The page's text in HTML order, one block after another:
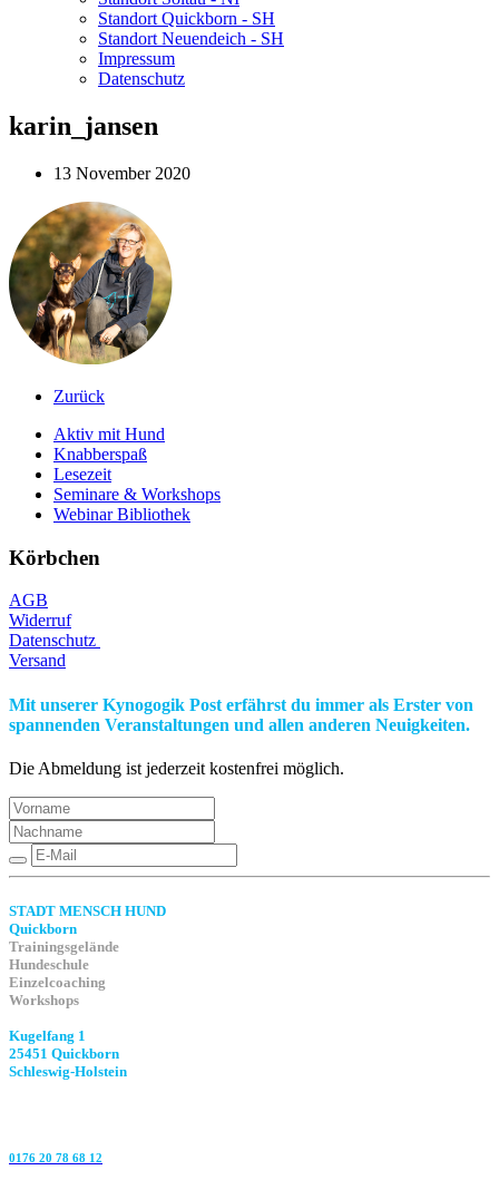
Standort Quickborn - SH
Standort Neuendeich - SH
Impressum
Datenschutz
karin_jansen
13 November 2020
Zurück
Aktiv mit Hund
Knabberspaß
Lesezeit
Seminare & Workshops
Webinar Bibliothek
Körbchen
AGB
Widerruf
Datenschutz
Versand
Mit unserer Kynogogik Post erfährst du immer als Erster von
spannenden Veranstaltungen und allen anderen Neuigkeiten.
Die Abmeldung ist jederzeit kostenfrei möglich.
STADT MENSCH HUND
Quickborn
Trainingsgelände
Hundeschule
Einzelcoaching
Workshops
Kugelfang 1
25451 Quickborn
Schleswig-Holstein
0176 20 78 68 12